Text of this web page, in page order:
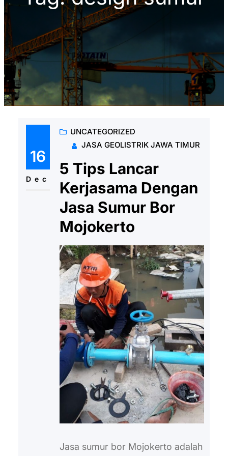
16
Dec
UNCATEGORIZED
JASA GEOLISTRIK JAWA TIMUR
5 Tips Lancar
Kerjasama Dengan
Jasa Sumur Bor
Mojokerto
Jasa sumur bor Mojokerto adalah